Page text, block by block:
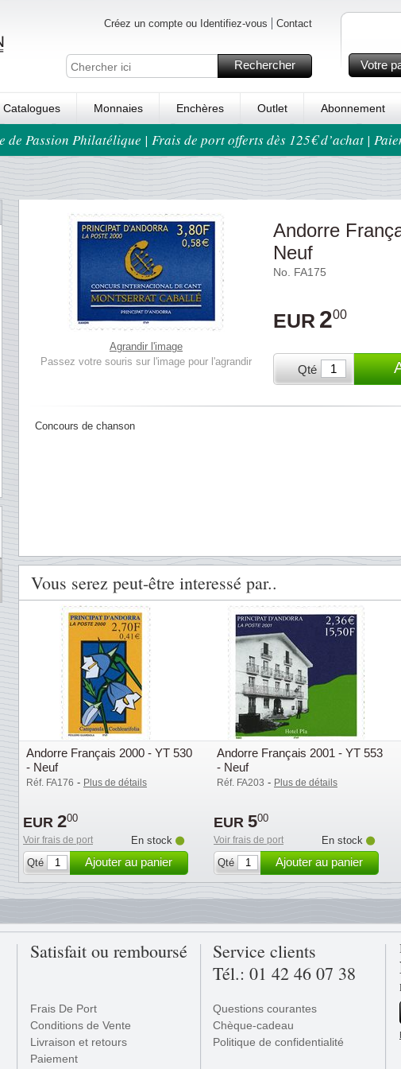
Créez un compte ou Identifiez-vous Contact
Rechercher Votre
Catalogues Monnaies Enchères Outlet Abonnement
de Passion Philatélique | Frais de port offerts dès 125€ d’achat |
Agrandir l'image
Passez votre souris sur l'image pour l'agrandir
Andorre
Neuf
No. FA175
EUR 200
Qté
Concours de chanson
Vous serez peut-être interessé par..
Andorre Français 2000 - YT 530
- Neuf
Réf. FA176 - Plus de détails
EUR 200
Voir frais de port
En stock
Qté
Ajouter au panier
Andorre Français 2001 - YT 553
- Neuf
Réf. FA203 - Plus de détails
EUR 500
Voir frais de port
En stock
Qté
Ajouter au panier
Satisfait ou remboursé
Frais De Port
Conditions de Vente
Livraison et retours
Paiement
Service clients
Tél.: 01 42 46 07 38
Questions courantes
Chèque-cadeau
Politique de confidentialité